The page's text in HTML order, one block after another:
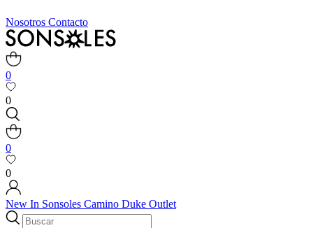
Nosotros Contacto
0
0
0
0
New In Sonsoles Camino Duke Outlet